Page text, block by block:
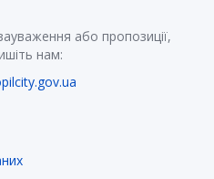
або пропозиції,
нам: